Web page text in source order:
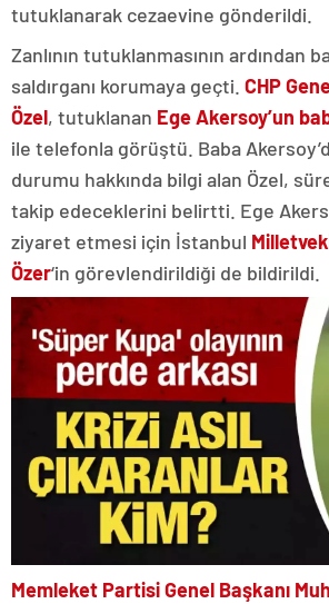
tutuklanarak cezaevine gönderildi.
Zanlının tutuklanmasının ardından
saldırganı korumaya geçti. CHP
Özel, tutuklanan Ege Akersoy’un
ile telefonla görüştü. Baba
durumu hakkında bilgi alan Özel,
takip edeceklerini belirtti. Ege
ziyaret etmesi için İstanbul
Özer‘in görevlendirildiği de bildirildi.
Memleket Partisi Genel Başkanı